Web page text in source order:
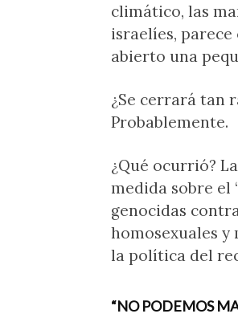
climático, las
israelíes,
abierto una
¿Se cerrará tan
Probablemente.
¿Qué ocurrió?
medida sobre el
genocidas
homosexuales
la política del
“NO PODEMOS